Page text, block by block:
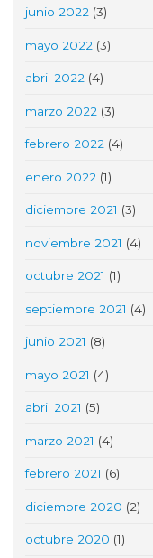
junio 2022 (3)
mayo 2022 (3)
abril 2022 (4)
marzo 2022 (3)
febrero 2022 (4)
enero 2022 (1)
diciembre 2021 (3)
noviembre 2021 (4)
octubre 2021 (1)
septiembre 2021 (4)
junio 2021 (8)
mayo 2021 (4)
abril 2021 (5)
marzo 2021 (4)
febrero 2021 (6)
diciembre 2020 (2)
octubre 2020 (1)